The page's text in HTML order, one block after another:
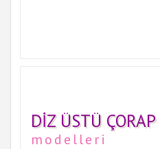
DIZ ÜSTÜ ÇORAP
modelleri